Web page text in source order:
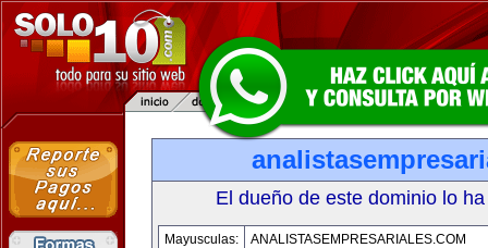
El dueño de este dominio lo
Mayusculas:
ANALISTASEMPRESARIALES.COM